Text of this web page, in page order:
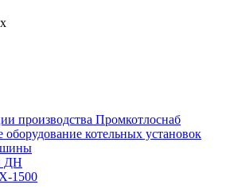
производства Промкотлоснаб
оборудование котельных установок
ДН
1500